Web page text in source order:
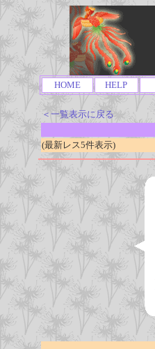
HOME HELP
＜一覧表示に戻る
(最新レス5件表示)